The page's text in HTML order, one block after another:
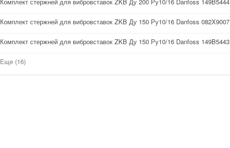
Комплект стержней для вибровставок ZKB Ду 150 Ру10/16 Danfoss 082X9007
Комплект стержней для вибровставок ZKB Ду 150 Ру10/16 Danfoss 149B5443
Еще (16)